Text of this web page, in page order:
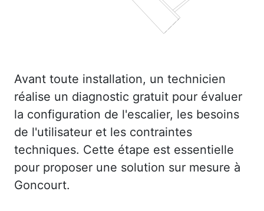
Avant toute installation, un technicien
réalise un diagnostic gratuit pour évaluer
la configuration de l'escalier, les besoins
de l'utilisateur et les contraintes
techniques. Cette étape est essentielle
pour proposer une solution sur mesure à
Goncourt.